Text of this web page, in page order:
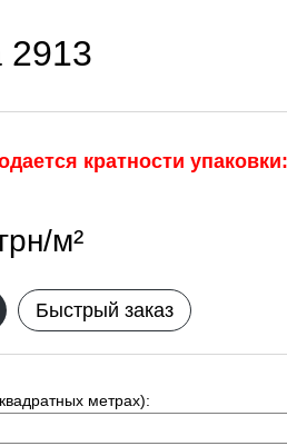
2913
кратности
м²
Быстрый заказ
метрах):